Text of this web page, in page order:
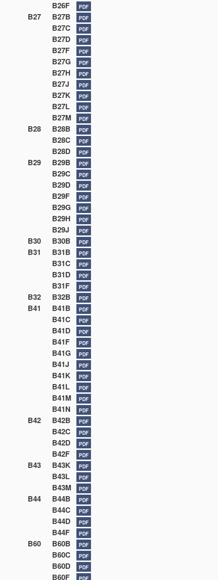
B26F PDF
B27 B27B PDF
B27C PDF
B27D PDF
B27F PDF
B27G PDF
B27H PDF
B27J PDF
B27K PDF
B27L PDF
B27M PDF
B28 B28B PDF
B28C PDF
B28D PDF
B29 B29B PDF
B29C PDF
B29D PDF
B29F PDF
B29G PDF
B29H PDF
B29J PDF
B30 B30B PDF
B31 B31B PDF
B31C PDF
B31D PDF
B31F PDF
B32 B32B PDF
B41 B41B PDF
B41C PDF
B41D PDF
B41F PDF
B41G PDF
B41J PDF
B41K PDF
B41L PDF
B41M PDF
B41N PDF
B42 B42B PDF
B42C PDF
B42D PDF
B42F PDF
B43 B43K PDF
B43L PDF
B43M PDF
B44 B44B PDF
B44C PDF
B44D PDF
B44F PDF
B60 B60B PDF
B60C PDF
B60D PDF
B60F PDF